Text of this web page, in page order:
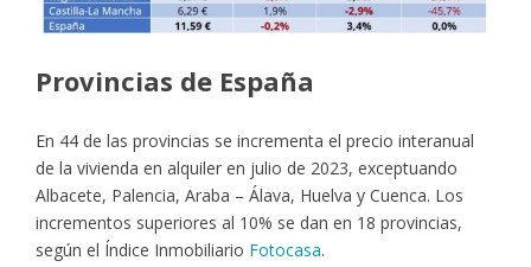
Provincias de España
En 44 de las provincias se incrementa el precio interanual
de la vivienda en alquiler en julio de 2023, exceptuando
Albacete, Palencia, Araba – Álava, Huelva y Cuenca. Los
incrementos superiores al 10% se dan en 18 provincias,
según el Índice Inmobiliario Fotocasa.